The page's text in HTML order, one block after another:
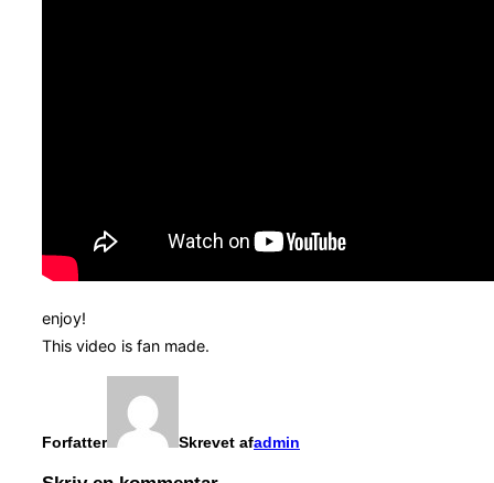
enjoy!
This video is fan made.
Forfatter Skrevet afadmin